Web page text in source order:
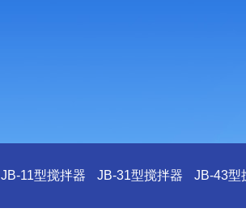
JB-11型搅拌器 JB-31型搅拌器 JB-43型